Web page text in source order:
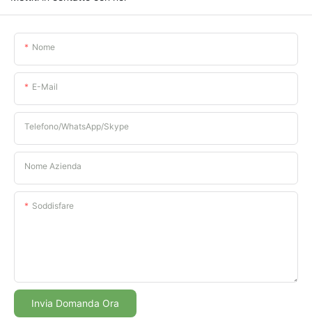
Nome
E-Mail
Telefono/WhatsApp/Skype
Nome Azienda
Soddisfare
Invia Domanda Ora